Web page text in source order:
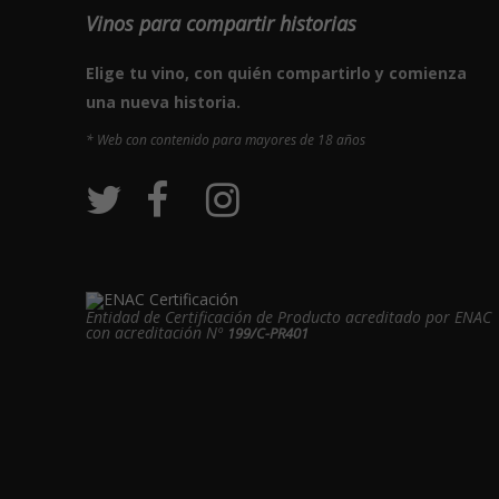
Vinos para compartir historias
Elige tu vino, con quién compartirlo y comienza
una nueva historia.
* Web con contenido para mayores de 18 años
Entidad de Certificación de Producto acreditado por ENAC
con acreditación Nº 199/C-PR401